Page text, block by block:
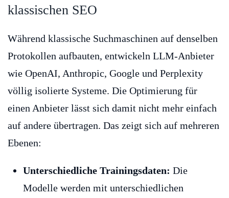
klassischen SEO
Während klassische Suchmaschinen auf denselben
Protokollen aufbauten, entwickeln LLM-Anbieter
wie OpenAI, Anthropic, Google und Perplexity
völlig isolierte Systeme. Die Optimierung für
einen Anbieter lässt sich damit nicht mehr einfach
auf andere übertragen. Das zeigt sich auf mehreren
Ebenen:
Unterschiedliche Trainingsdaten: Die
Modelle werden mit unterschiedlichen